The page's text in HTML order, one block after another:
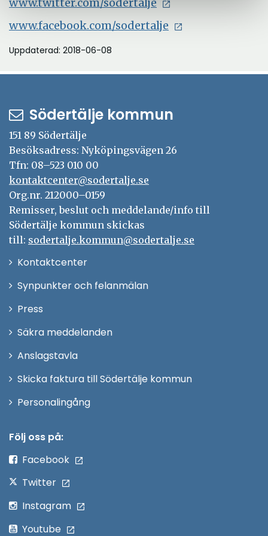
www.facebook.com/sodertalje
Uppdaterad: 2018-06-08
Södertälje kommun
151 89 Södertälje
Besöksadress: Nyköpingsvägen 26
Tfn: 08–523 010 00
kontaktcenter@sodertalje.se
Org.nr. 212000–0159
Remisser, beslut och meddelande/info till
Södertälje kommun skickas
till: sodertalje.kommun@sodertalje.se
KontaktcenterÖppna
Synpunkter och felanmälan
Press
fönster
Säkra meddelanden
Anslagstavla
Skicka faktura till Södertälje kommun
PersonalingångÖppna
Följ oss på:
Facebook
Twitter
Instagram
Youtube